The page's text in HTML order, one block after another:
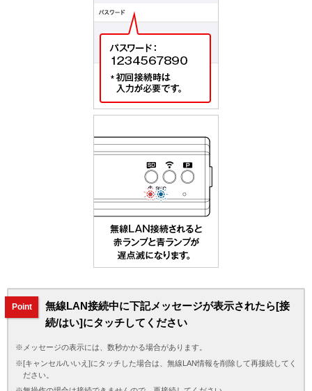
Point
無線LAN接続中に下記メッセージが表示されたら[接
続/はい]にタッチしてください
※メッセージの表示には、数秒かかる場合があります。
※[キャンセル/いいえ]にタッチした場合は、無線LAN情報を削除して再接続してく
ださい。